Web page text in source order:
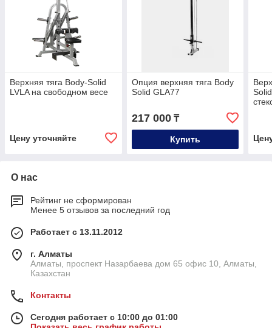
Верхняя тяга Body-Solid
LVLA на свободном весе
Цену уточняйте
Опция верхняя тяга Body
Solid GLA77
217 000₸
Купить
О нас
Рейтинг не сформирован
Менее 5 отзывов за последний год
Работает с 13.11.2012
г. Алматы
Алматы, проспект Назарбаева дом 65 офис 10, Алматы,
Казахстан
Контакты
Сегодня работает с 10:00 до 01:00